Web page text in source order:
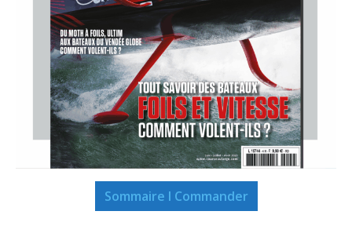
Sommaire I Commander